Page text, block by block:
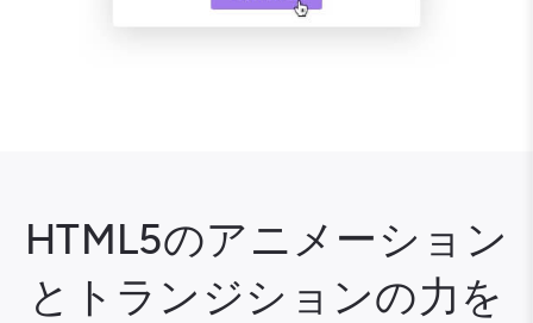
HTML5のアニメーション
とトランジションの力を